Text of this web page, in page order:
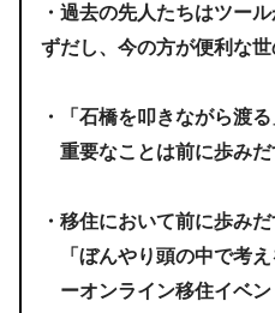
・過去の先人たちはツー
ずだし、今の方が便利な世
・「石橋を叩きながら渡る
重要なことは前に歩みだ
・移住において前に歩み
「ぼんやり頭の中で考え
ーオンライン移住イベン